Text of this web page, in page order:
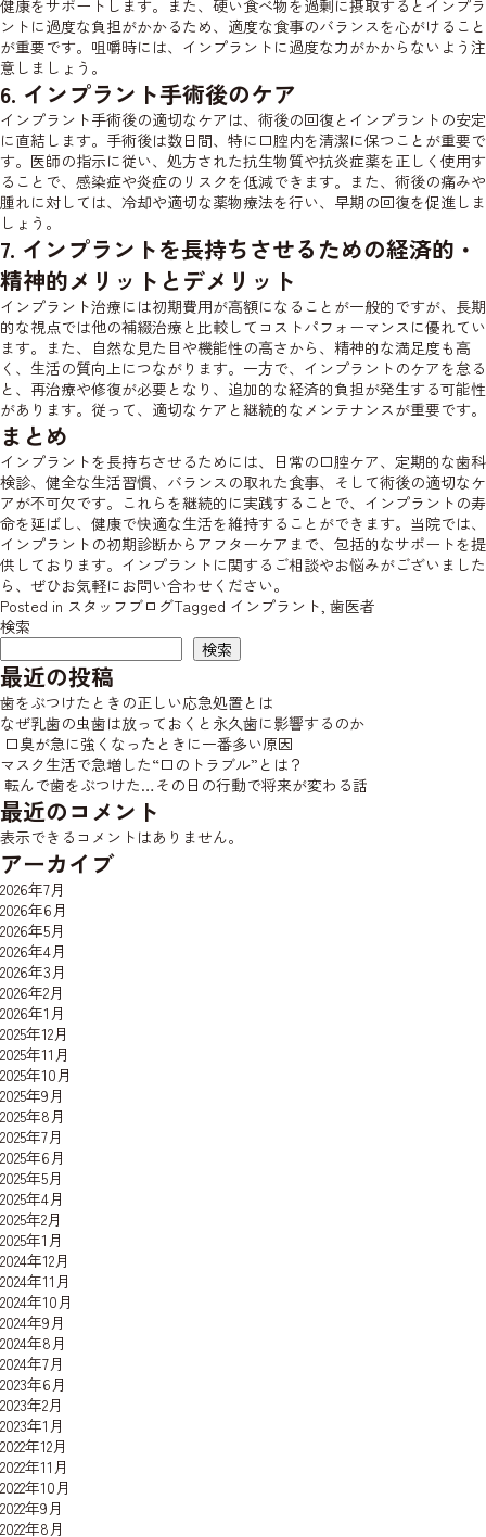
健康をサポートします。また、硬い食べ物を過剰に摂取するとインプラ
ントに過度な負担がかかるため、適度な食事のバランスを心がけること
が重要です。咀嚼時には、インプラントに過度な力がかからないよう注
意しましょう。
6. インプラント手術後のケア
インプラント手術後の適切なケアは、術後の回復とインプラントの安定
に直結します。手術後は数日間、特に口腔内を清潔に保つことが重要で
す。医師の指示に従い、処方された抗生物質や抗炎症薬を正しく使用す
ることで、感染症や炎症のリスクを低減できます。また、術後の痛みや
腫れに対しては、冷却や適切な薬物療法を行い、早期の回復を促進しま
しょう。
7. インプラントを長持ちさせるための経済的・
精神的メリットとデメリット
インプラント治療には初期費用が高額になることが一般的ですが、長期
的な視点では他の補綴治療と比較してコストパフォーマンスに優れてい
ます。また、自然な見た目や機能性の高さから、精神的な満足度も高
く、生活の質向上につながります。一方で、インプラントのケアを怠る
と、再治療や修復が必要となり、追加的な経済的負担が発生する可能性
があります。従って、適切なケアと継続的なメンテナンスが重要です。
まとめ
インプラントを長持ちさせるためには、日常の口腔ケア、定期的な歯科
検診、健全な生活習慣、バランスの取れた食事、そして術後の適切なケ
アが不可欠です。これらを継続的に実践することで、インプラントの寿
命を延ばし、健康で快適な生活を維持することができます。当院では、
インプラントの初期診断からアフターケアまで、包括的なサポートを提
供しております。インプラントに関するご相談やお悩みがございました
ら、ぜひお気軽にお問い合わせください。
Posted in スタッフブログTagged インプラント, 歯医者
検索
検索
最近の投稿
歯をぶつけたときの正しい応急処置とは
なぜ乳歯の虫歯は放っておくと永久歯に影響するのか
口臭が急に強くなったときに一番多い原因
マスク生活で急増した“口のトラブル”とは？
転んで歯をぶつけた…その日の行動で将来が変わる話
最近のコメント
表示できるコメントはありません。
アーカイブ
2026年7月
2026年6月
2026年5月
2026年4月
2026年3月
2026年2月
2026年1月
2025年12月
2025年11月
2025年10月
2025年9月
2025年8月
2025年7月
2025年6月
2025年5月
2025年4月
2025年2月
2025年1月
2024年12月
2024年11月
2024年10月
2024年9月
2024年8月
2024年7月
2023年6月
2023年2月
2023年1月
2022年12月
2022年11月
2022年10月
2022年9月
2022年8月